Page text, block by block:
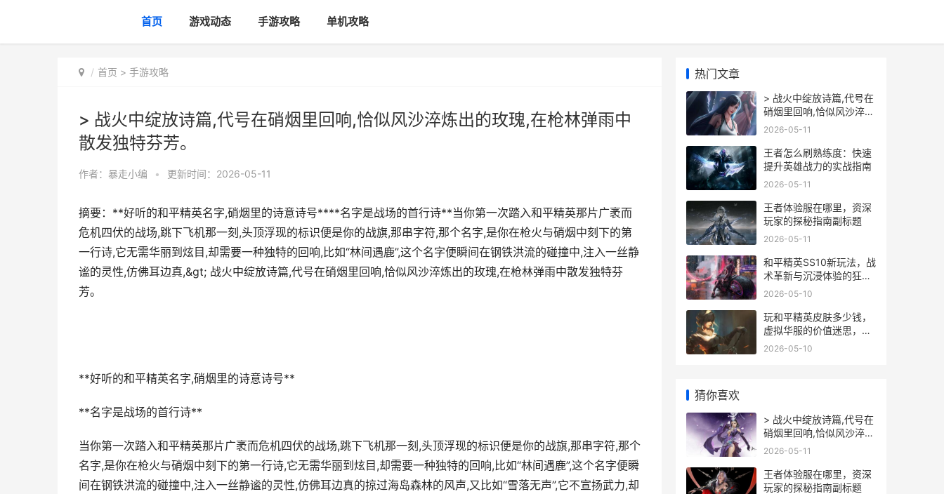
首页 游戏动态 手游攻略 单机攻略
首页 > 手游攻略
> 战火中绽放诗篇,代号在硝烟里回响,恰似风沙淬炼出的玫瑰,在枪林弹雨中
散发独特芬芳。
作者： 暴走小编 • 更新时间：2026-05-11
摘要：**好听的和平精英名字,硝烟里的诗意诗号****名字是战场的首行诗**当你第一次踏入和平精英那片广袤而
危机四伏的战场,跳下飞机那一刻,头顶浮现的标识便是你的战旗,那串字符,那个名字,是你在枪火与硝烟中刻下的第
一行诗,它无需华丽到炫目,却需要一种独特的回响,比如“林间遇鹿”,这个名字便瞬间在钢铁洪流的碰撞中,注入一丝静
谧的灵性,仿佛耳边真,&gt; 战火中绽放诗篇,代号在硝烟里回响,恰似风沙淬炼出的玫瑰,在枪林弹雨中散发独特芬
芳。
**好听的和平精英名字,硝烟里的诗意诗号**
**名字是战场的首行诗**
当你第一次踏入和平精英那片广袤而危机四伏的战场,跳下飞机那一刻,头顶浮现的标识便是你的战旗,那串字符,那个
名字,是你在枪火与硝烟中刻下的第一行诗,它无需华丽到炫目,却需要一种独特的回响,比如“林间遇鹿”,这个名字便瞬
间在钢铁洪流的碰撞中,注入一丝静谧的灵性,仿佛耳边真的掠过海岛森林的风声,又比如“雪落无声”,它不宣扬武力,却
热门文章
> 战火中绽放诗篇,代号在
硝烟里回响,恰似风沙淬炼
出的玫瑰,在枪林弹雨中散
2026-05-11
王者怎么刷熟练度：快速
提升英雄战力的实战指南
2026-05-11
王者体验服在哪里，资深
玩家的探秘指南副标题
2026-05-11
和平精英SS10新玩法，战
术革新与沉浸体验的狂
欢，副标题，全新战场深
2026-05-10
玩和平精英皮肤多少钱，
虚拟华服的价值迷思，副
标题，氪金战场背后的心
2026-05-10
猜你喜欢
> 战火中绽放诗篇,代号在
硝烟里回响,恰似风沙淬炼
出的玫瑰,在枪林弹雨中散
2026-05-11
王者体验服在哪里，资深
玩家的探秘指南副标题